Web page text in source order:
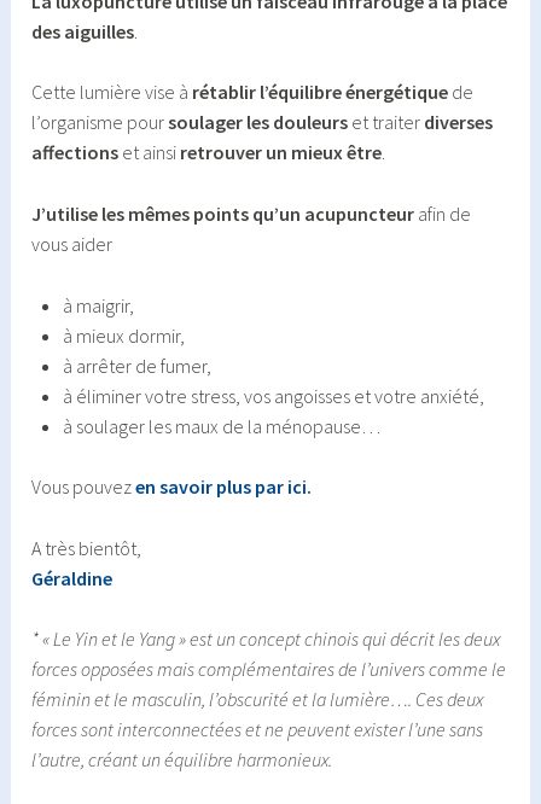
des aiguilles
Cette lumière vise à rétablir l’équilibre énergétique de
l’organisme poursoulager les douleurs et traiter diverses
affections et ainsi retrouver un mieux être.
J’utilise les mêmes points qu’un acupuncteur afin de
vous aider
à maigrir,
à mieux dormir,
à arrêter de fumer,
à éliminer votre stress, vos angoisseset votre anxiété
à soulager les maux de la ménopause
Vous pouvezen savoir plus par ici.
A très bientôt,
Géraldine
* « Le Yin et le Yang » est un concept chinois qui décrit les deux
forces opposées mais complémentaires de l’univers comme le
féminin et le masculin, l’obscurité et la lumière…. Ces deux
forces sont interconnectées et ne peuvent exister l’une sans
l’autre, créant un équilibre harmonieux.